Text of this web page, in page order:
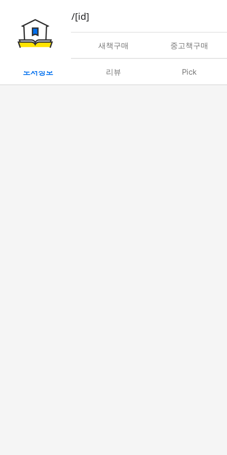
book/rent/[id]
대여 새책구매 중고책구매
도서정보 리뷰 Pick